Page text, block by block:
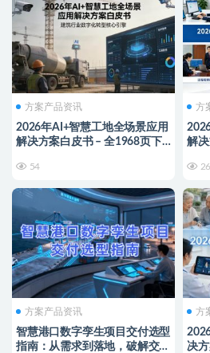
方案产品资讯
2026年AI+智慧工地全场景应用
解决方案白皮书 – 全1968页下
54
方
解
26
方案产品资讯
智慧港口数字孪生项目交付选型
指南：从需求到落地，破解交付
方
决